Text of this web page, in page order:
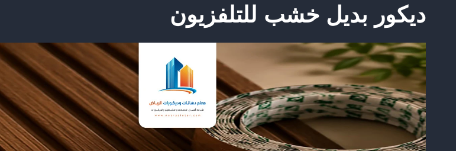
ديكور بديل خشب للتلفزيون